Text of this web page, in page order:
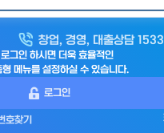
창업, 경영, 대출상담
로그인 하시면 더욱 효율적인
형 메뉴를 설정하실 수 있습니다.
로그인
호찾기